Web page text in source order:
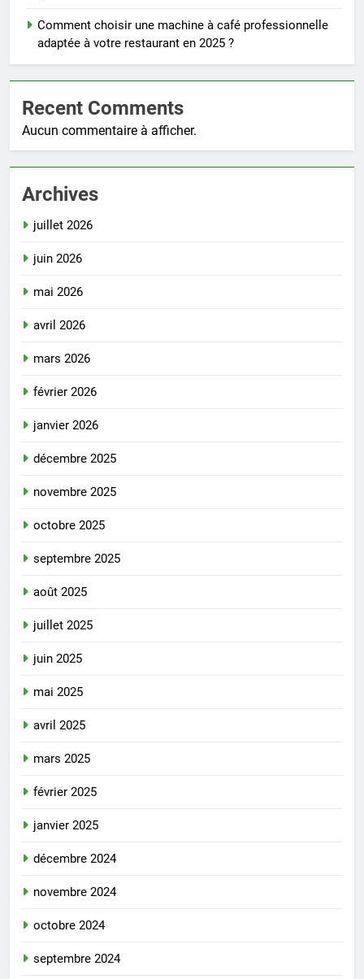
Comment choisir une machine à café professionnelle
adaptée à votre restaurant en 2025 ?
Recent Comments
Aucun commentaire à afficher.
Archives
juillet 2026
juin 2026
mai 2026
avril 2026
mars 2026
février 2026
janvier 2026
décembre 2025
novembre 2025
octobre 2025
septembre 2025
août 2025
juillet 2025
juin 2025
mai 2025
avril 2025
mars 2025
février 2025
janvier 2025
décembre 2024
novembre 2024
octobre 2024
septembre 2024